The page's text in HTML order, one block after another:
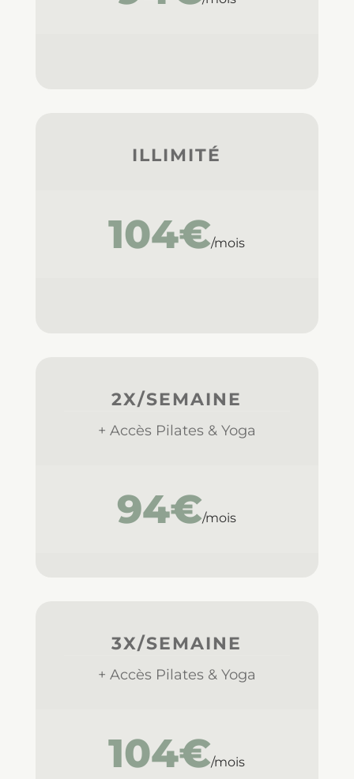
ILLIMITÉ
104€/mois
2X/SEMAINE
+ Accès Pilates & Yoga
94€/mois
3X/SEMAINE
+ Accès Pilates & Yoga
104€/mois